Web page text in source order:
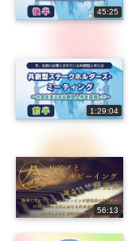
45:25
1:29:04
56:13